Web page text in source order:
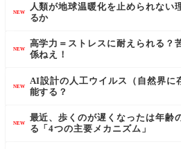
NEW
人類が地球温暖化を止められない
るか
NEW
高学力＝ストレスに耐えられる？
係ねえ！
NEW
AI設計の人工ウイルス（自然界に
能する？
NEW
最近、歩くのが遅くなったは年齢
る「4つの主要メカニズム」